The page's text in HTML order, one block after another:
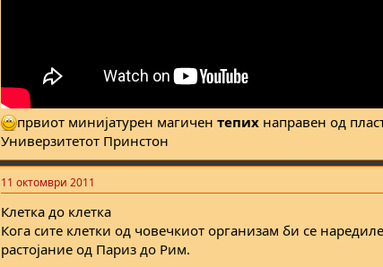
првиот минијатурен магичен тепих направен од
Универзитетот Принстон
11 октомври 2011
Клетка до клетка
Кога сите клетки од човечкиот организам би се
растојание од Париз до Рим.